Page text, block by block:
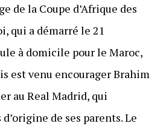
de la Coupe d’Afrique des
qui a démarré le 21
à domicile pour le Maroc,
est venu encourager Brahim
au Real Madrid, qui
de ses parents. Le